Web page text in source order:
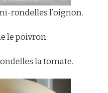
rondelles l’oignon.
le poivron.
la tomate.